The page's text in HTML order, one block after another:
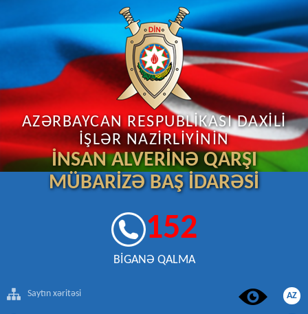
AZƏRBAYCAN RESPUBLİKASI DAXİLİ
İŞLƏR NAZİRLİYİNİN
İNSAN ALVERİNƏ QARŞI
MÜBARİZƏ BAŞ İDARƏSİ
152
BİGANƏ QALMA
Saytın xəritəsi AZ